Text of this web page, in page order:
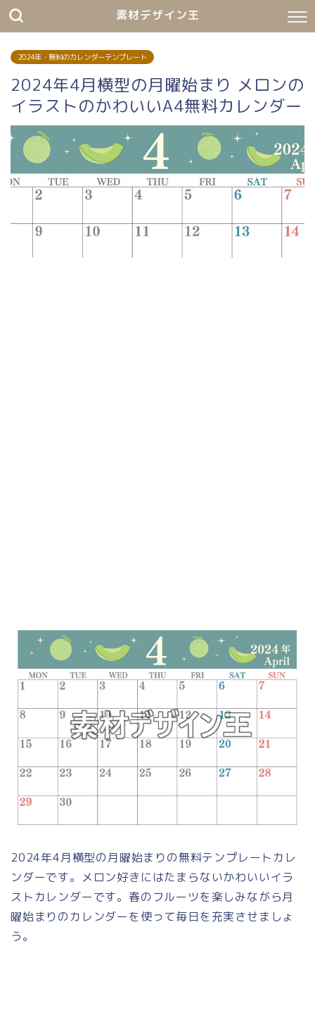
素材デザイン王
2024年・無料のカレンダーテンプレート
2024年4月横型の月曜始まり メロンの
イラストのかわいいA4無料カレンダー
2024年4月横型の月曜始まりの無料テンプレートカレ
ンダーです。メロン好きにはたまらないかわいいイラ
ストカレンダーです。春のフルーツを楽しみながら月
曜始まりのカレンダーを使って毎日を充実させましょ
う。